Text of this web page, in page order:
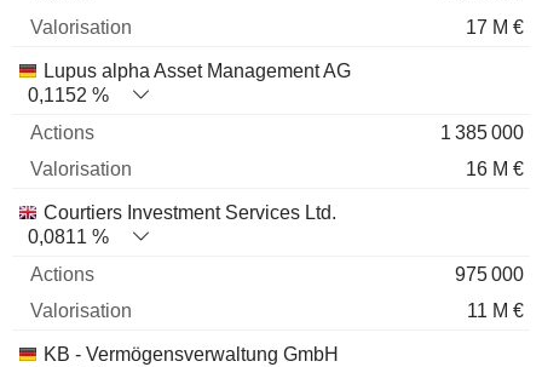
17 M €
Lupus alpha Asset Management AG
0,1152 %
1 385 000
16 M €
Courtiers Investment Services Ltd.
0,0811 %
975 000
11 M €
KB - Vermögensverwaltung GmbH